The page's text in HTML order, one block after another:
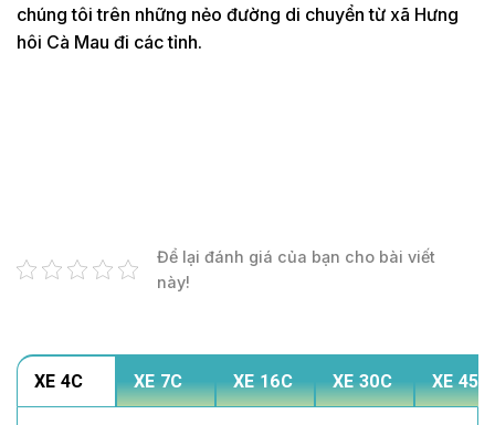
chúng tôi trên những nẻo đường di chuyển từ xã Hưng
hôi Cà Mau đi các tỉnh.
Để lại đánh giá của bạn cho bài viết
này!
XE 4C XE 7C XE 16C XE 30C XE 45C